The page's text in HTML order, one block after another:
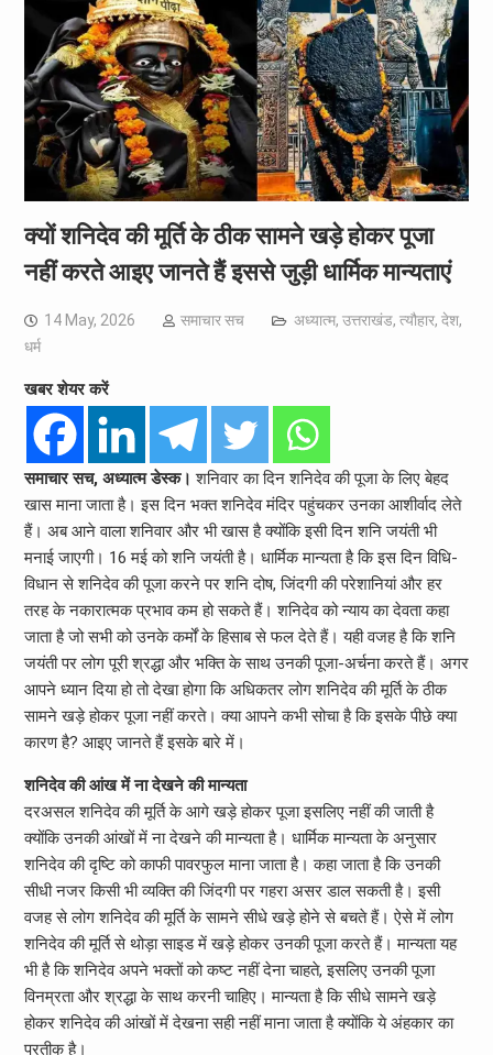
क्यों शनिदेव की मूर्ति के ठीक सामने खड़े होकर पूजा
नहीं करते आइए जानते हैं इससे जुड़ी धार्मिक मान्यताएं
14 May, 2026 समाचार सच अध्यात्म, उत्तराखंड, त्यौहार, देश,
धर्म
खबर शेयर करें
समाचार सच, अध्यात्म डेस्क।शनिवार का दिन शनिदेव की पूजा के लिए बेहद
खास माना जाता है। इस दिन भक्त शनिदेव मंदिर पहुंचकर उनका आशीर्वाद लेते
हैं। अब आने वाला शनिवार और भी खास है क्योंकि इसी दिन शनि जयंती भी
मनाई जाएगी। 16 मई को शनि जयंती है। धार्मिक मान्यता है कि इस दिन विधि-
विधान से शनिदेव की पूजा करने पर शनि दोष, जिंदगी की परेशानियां और हर
तरह के नकारात्मक प्रभाव कम हो सकते हैं। शनिदेव को न्याय का देवता कहा
जाता है जो सभी को उनके कर्मों के हिसाब से फल देते हैं। यही वजह है कि शनि
जयंती पर लोग पूरी श्रद्धा और भक्ति के साथ उनकी पूजा-अर्चना करते हैं। अगर
आपने ध्यान दिया हो तो देखा होगा कि अधिकतर लोग शनिदेव की मूर्ति के ठीक
सामने खड़े होकर पूजा नहीं करते। क्या आपने कभी सोचा है कि इसके पीछे क्या
कारण है? आइए जानते हैं इसके बारे में।
शनिदेव की आंख में ना देखने की मान्यता
दरअसल शनिदेव की मूर्ति के आगे खड़े होकर पूजा इसलिए नहीं की जाती है
क्योंकि उनकी आंखों में ना देखने की मान्यता है। धार्मिक मान्यता के अनुसार
शनिदेव की दृष्टि को काफी पावरफुल माना जाता है। कहा जाता है कि उनकी
सीधी नजर किसी भी व्यक्ति की जिंदगी पर गहरा असर डाल सकती है। इसी
वजह से लोग शनिदेव की मूर्ति के सामने सीधे खड़े होने से बचते हैं। ऐसे में लोग
शनिदेव की मूर्ति से थोड़ा साइड में खड़े होकर उनकी पूजा करते हैं। मान्यता यह
भी है कि शनिदेव अपने भक्तों को कष्ट नहीं देना चाहते, इसलिए उनकी पूजा
विनम्रता और श्रद्धा के साथ करनी चाहिए। मान्यता है कि सीधे सामने खड़े
होकर शनिदेव की आंखों में देखना सही नहीं माना जाता है क्योंकि ये अंहकार का
प्रतीक है।